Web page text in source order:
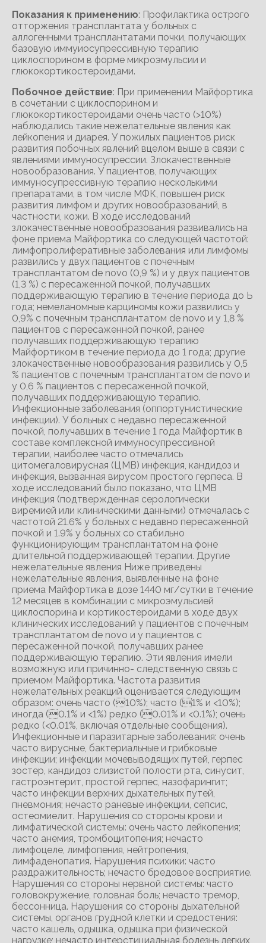
Показания к применению: Профилактика острого
отторжения трансплантата у больных с
аллогенными трансплантатами почки, получающих
базовую иммуиосупрессивную терапию
циклоспорином в форме микроэмульсии и
глюкокортикостероидами.
Побочное действие: При применении Майфортика
в сочетании с циклоспорином и
глюкокортикостероидами очень часто (>10%)
наблюдались такие нежелательные явления как
лейкопения и диарея. У пожилых пациентов риск
развития побочных явлений вцелом выше в связи с
явлениями иммуносупрессии. Злокачественные
новообразования. У пациентов, получающих
иммуносупрессивную терапию несколькими
препаратами, в том числе МФК, повышен риск
развития лимфом и других новообразований, в
частности, кожи. В ходе исследований
злокачественные новообразования развивались на
фоне приема Майфортика со следующей частотой:
лимфопролиферативные заболевания или лимфомы
развились у двух пациентов с почечным
трансплантатом de novo (0,9 %) и у двух пациентов
(1,3 %) с пересаженной почкой, получавших
поддерживающую терапию в течение периода до Ь
года; немеланомные карциномы кожи развились у
0,9% с почечным трансплантатом de novo и у 1,8 %
пациентов с пересаженной почкой, ранее
получавших поддерживающую терапию
Майфортиком в течение периода до 1 года; другие
злокачественные новообразования развились у 0,5
% пациентов с почечным трансплантатом de novo и
у 0,6 % пациентов с пересаженной почкой,
получавших поддерживающую терапию.
Инфекционные заболевания (оппортунистические
инфекции). У больных с недавно пересаженной
почкой, получавших в течение 1 года Майфортик в
составе комплексной иммуносупрессивной
терапии, наиболее часто отмечались
цитомегаловирусная (ЦМВ) инфекция, кандидоз и
инфекция, вызванная вирусом простого герпеса. В
ходе исследований было показано, что ЦМВ
инфекция (подтвержденная серологически
виремией или клиническими данными) отмечалась с
частотой 21.6% у больных с недавно пересаженной
почкой и 1.9% у больных со стабильно
функционирующим трансплантатом на фоне
длительной поддерживающей терапии. Другие
нежелательные явления Ниже приведены
нежелательные явления, выявленные на фоне
приема Майфортика в дозе 1440 мг/сутки в течение
12 месяцев в комбинации с микроэмульсией
циклоспорина и кортикостероидами в ходе двух
клинических исследований у пациентов с почечным
трансплантатом de novo и у пациентов с
пересаженной почкой, получавших ранее
поддерживающую терапию. Эти явления имели
возможную или причинно- следственную связь с
приемом Майфортика. Частота развития
нежелательных реакций оценивается следующим
образом: очень часто (10%); часто (1% и <10%);
иногда (0.1% и <1%) редко (0.01% и <0.1%); очень
редко (<0.01%, включая отдельные сообщения).
Инфекционные и паразитарные заболевания: очень
часто вирусные, бактериальные и грибковые
инфекции; инфекции мочевыводящих путей, герпес
зостер, кандидоз слизистой полости рта, синусит,
гастроэнтерит, простой герпес, назофарингит;
часто инфекции верхних дыхательных путей,
пневмония; нечасто раневые инфекции, сепсис,
остеомиелит. Нарушения со стороны крови и
лимфатической системы: очень часто лейкопения;
часто анемия, тромбоцитопения; нечасто
лимфоцеле, лимфопения, нейтропения,
лимфаденопатия. Нарушения психики: часто
раздражительность; нечасто бредовое восприятие.
Нарушения со стороны нервной системы: часто
головокружение, головная боль; нечасто тремор,
бессонница. Нарушения со стороны дыхательной
системы, органов грудной клетки и средостения:
часто кашель, одышка, одышка при физической
нагрузке; нечасто интерстициальная болезнь легких,